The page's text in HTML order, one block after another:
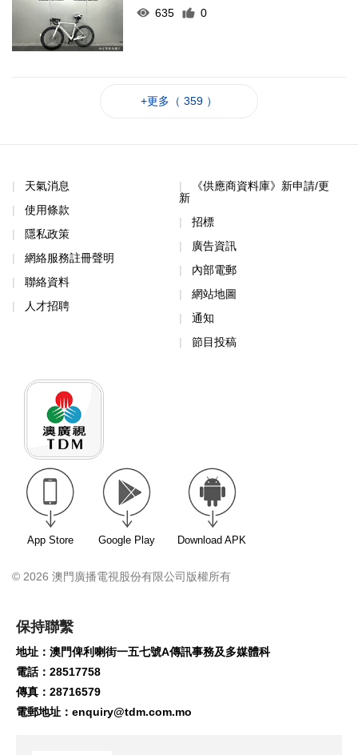
635
0
+更多（ 359 ）
天氣消息
使用條款
隱私政策
網絡服務註冊聲明
聯絡資料
人才招聘
《供應商資料庫》新申請/更
新
招標
廣告資訊
內部電郵
網站地圖
通知
節目投稿
App Store Google Play Download APK
© 2026 澳門廣播電視股份有限公司版權所有
保持聯繫
地址：澳門俾利喇街一五七號A傳訊事務及多媒體科
電話：28517758
傳真：28716579
電郵地址： enquiry@tdm.com.mo